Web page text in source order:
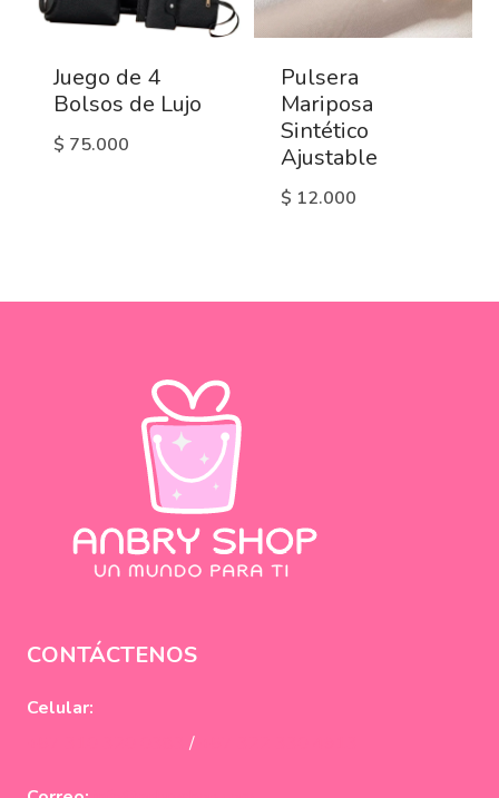
Juego de 4
Bolsos de Lujo
$ 75.000
Pulsera
Mariposa
Sintético
Ajustable
$ 12.000
CONTÁCTENOS
Celular:
/